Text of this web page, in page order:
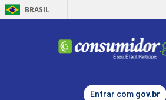
BRASIL
Entrar com gov.br